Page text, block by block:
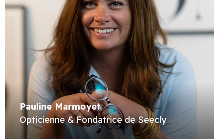
Pauline Marmoyet
Opticienne & Fondatrice de Seecly